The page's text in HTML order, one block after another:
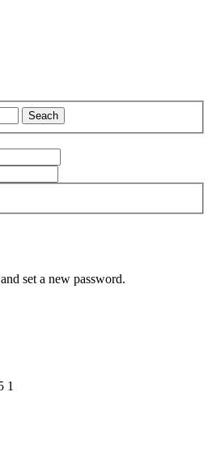
Seach
and set a new password.